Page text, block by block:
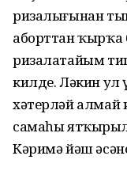
ризалығынан
аборттан
ризалатайым
килде. Ләкин ул
хәтерләй алмай
самаһы
Кәримә йәш